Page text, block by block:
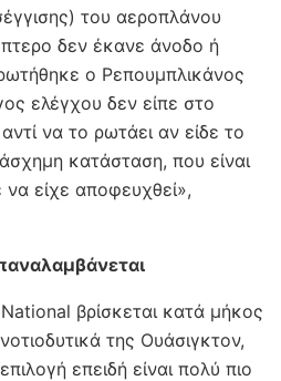
του αεροπλάνου
δεν έκανε άνοδο ή
ο Ρεπουμπλικάνος
ελέγχου δεν είπε στο
να το ρωτάει αν είδε το
κατάσταση, που είναι
είχε αποφευχθεί»,
βρίσκεται κατά μήκος
της Ουάσιγκτον,
επειδή είναι πολύ πιο